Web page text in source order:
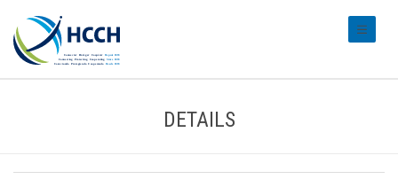
DETAILS